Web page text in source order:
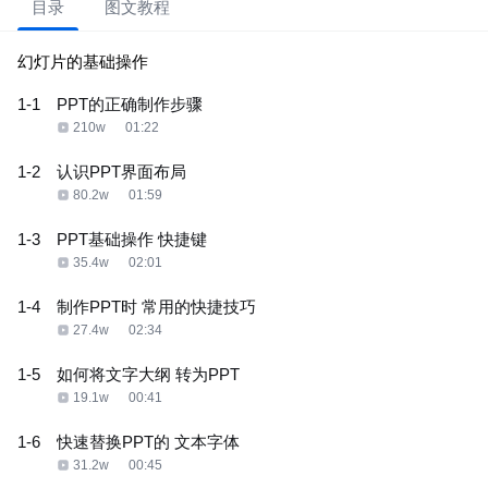
目录 图文教程
幻灯片的基础操作
1-1 PPT的正确制作步骤
210w 01:22
1-2 认识PPT界面布局
80.2w 01:59
1-3 PPT基础操作 快捷键
35.4w 02:01
1-4 制作PPT时 常用的快捷技巧
27.4w 02:34
1-5 如何将文字大纲 转为PPT
19.1w 00:41
1-6 快速替换PPT的 文本字体
31.2w 00:45